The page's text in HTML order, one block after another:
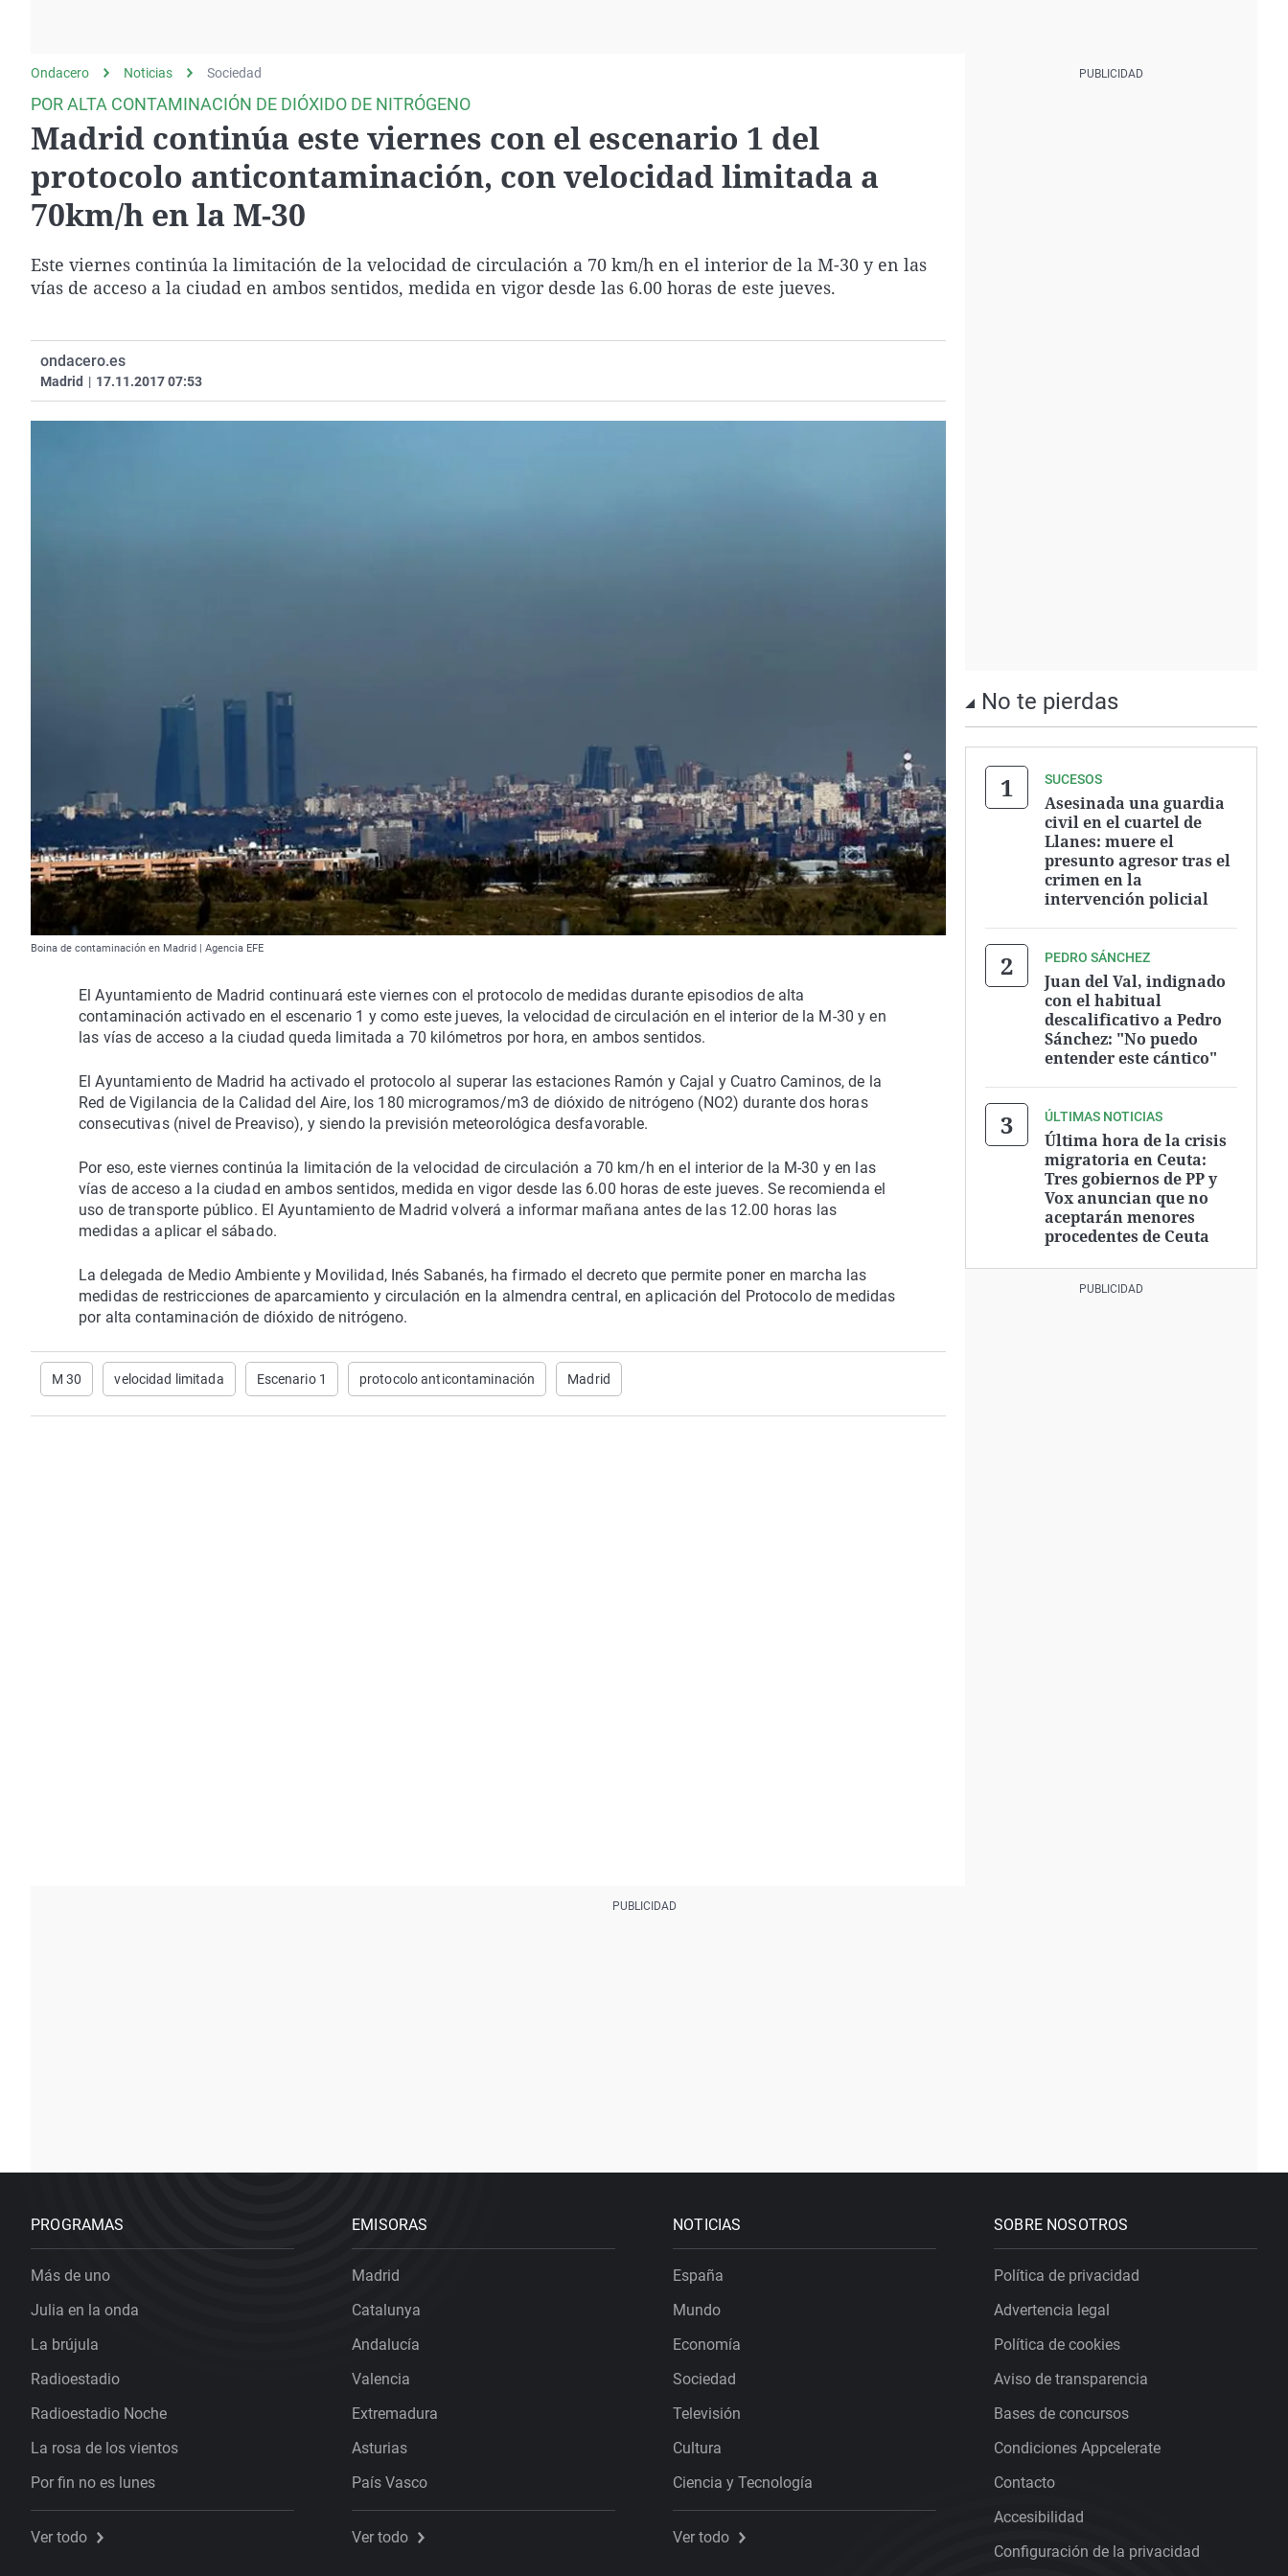
Como el perro y elEquipo de investigación
Operación Viuda
Negra
Navarra
País Vasco
Ondacero Noticias Sociedad
POR ALTA CONTAMINACIÓN DE DIÓXIDO DE NITRÓGENO
Madrid continúa este viernes con el escenario 1 del
protocolo anticontaminación, con velocidad limitada a
70km/h en la M-30
Este viernes continúa la limitación de la velocidad de circulación a 70 km/h en el interior de la M-30 y en las
vías de acceso a la ciudad en ambos sentidos, medida en vigor desde las 6.00 horas de este jueves.
ondacero.es
Madrid | 17.11.2017 07:53
Boina de contaminación en Madrid | Agencia EFE
El Ayuntamiento de Madrid continuará este viernes con el protocolo de medidas durante episodios de alta
contaminación activado en el escenario 1 y como este jueves, la velocidad de circulación en el interior de la M-30 y en
las vías de acceso a la ciudad queda limitada a 70 kilómetros por hora, en ambos sentidos.
El Ayuntamiento de Madrid ha activado el protocolo al superar las estaciones Ramón y Cajal y Cuatro Caminos, de la
Red de Vigilancia de la Calidad del Aire, los 180 microgramos/m3 de dióxido de nitrógeno (NO2) durante dos horas
consecutivas (nivel de Preaviso), y siendo la previsión meteorológica desfavorable.
Por eso, este viernes continúa la limitación de la velocidad de circulación a 70 km/h en el interior de la M-30 y en las
vías de acceso a la ciudad en ambos sentidos, medida en vigor desde las 6.00 horas de este jueves. Se recomienda el
uso de transporte público. El Ayuntamiento de Madrid volverá a informar mañana antes de las 12.00 horas las
medidas a aplicar el sábado.
La delegada de Medio Ambiente y Movilidad, Inés Sabanés, ha firmado el decreto que permite poner en marcha las
medidas de restricciones de aparcamiento y circulación en la almendra central, en aplicación del Protocolo de medidas
por alta contaminación de dióxido de nitrógeno.
M 30 velocidad limitada Escenario 1 protocolo anticontaminación Madrid
No te pierdas
SUCESOS
Asesinada una guardia
civil en el cuartel de
Llanes: muere el
presunto agresor tras el
crimen en la
intervención policial
PEDRO SÁNCHEZ
Juan del Val, indignado
con el habitual
descalificativo a Pedro
Sánchez: "No puedo
entender este cántico"
ÚLTIMAS NOTICIAS
Última hora de la crisis
migratoria en Ceuta:
Tres gobiernos de PP y
Vox anuncian que no
aceptarán menores
procedentes de Ceuta
PROGRAMAS
Más de uno
Julia en la onda
La brújula
Radioestadio
Radioestadio Noche
La rosa de los vientos
Por fin no es lunes
Ver todo
EMISORAS
Madrid
Catalunya
Andalucía
Valencia
Extremadura
Asturias
País Vasco
Ver todo
NOTICIAS
España
Mundo
Economía
Sociedad
Televisión
Cultura
Ciencia y Tecnología
Ver todo
SOBRE NOSOTROS
Política de privacidad
Advertencia legal
Política de cookies
Aviso de transparencia
Bases de concursos
Condiciones Appcelerate
Contacto
Accesibilidad
Configuración de la privacidad